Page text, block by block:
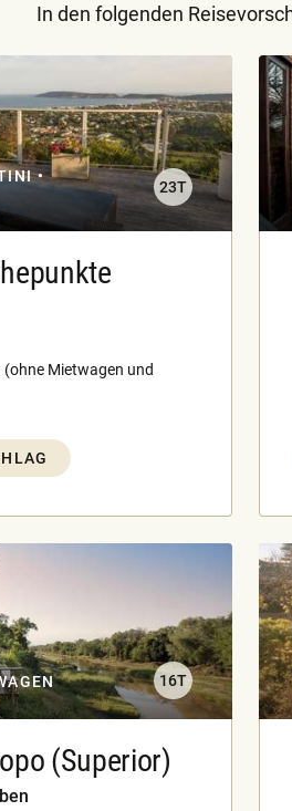
In den folgenden
23T
(ohne Mietwagen und
16T
(Superior)